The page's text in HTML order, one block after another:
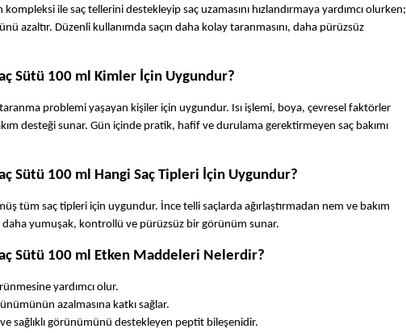
ile saç tellerini destekleyip saç uzamasını hızlandırmaya yardımcı olurken;
azaltır. Düzenli kullanımda saçın daha kolay taranmasını, daha pürüzsüz
Sütü 100 ml Kimler İçin Uygundur?
problemi yaşayan kişiler için uygundur. Isı işlemi, boya, çevresel faktörler
desteği sunar. Gün içinde pratik, hafif ve durulama gerektirmeyen saç bakımı
Sütü 100 ml Hangi Saç Tipleri İçin Uygundur?
tüm saç tipleri için uygundur. İnce telli saçlarda ağırlaştırmadan nem ve bakım
daha yumuşak, kontrollü ve pürüzsüz bir görünüm sunar.
Sütü 100 ml Etken Maddeleri Nelerdir?
yardımcı olur.
azalmasına katkı sağlar.
sağlıklı görünümünü destekleyen peptit bileşenidir.